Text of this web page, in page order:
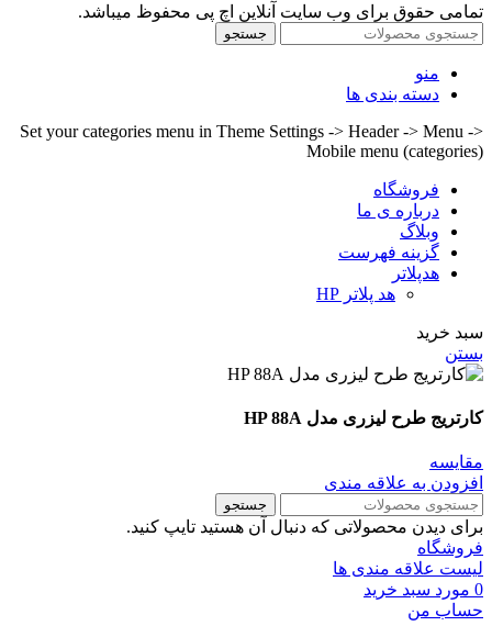
تمامی حقوق برای وب سایت آنلاین اچ پی محفوظ میباشد.
جستجو
منو
دسته بندی ها
Set your categories menu in Theme Settings -> Header -> Menu ->
Mobile menu (categories)
فروشگاه
درباره ی ما
وبلاگ
گزینه فهرست
هدپلاتر
هد پلاتر HP
سبد خرید
بستن
کارتریج طرح لیزری مدل HP 88A
مقايسه
افزودن به علاقه مندی
جستجو
برای دیدن محصولاتی که دنبال آن هستید تایپ کنید.
فروشگاه
لیست علاقه مندی ها
0 مورد سبد خرید
حساب من